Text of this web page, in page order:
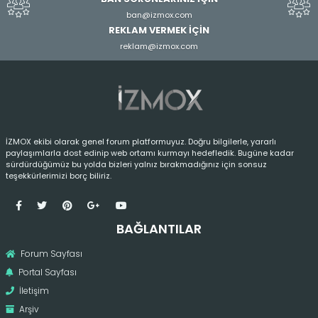
ban@izmox.com
REKLAM VERMEK İÇİN
reklam@izmox.com
İZMOX ekibi olarak genel forum platformuyuz. Doğru bilgilerle, yararlı
paylaşımlarla dost edinip web ortamı kurmayı hedefledik. Bugüne kadar
sürdürdüğümüz bu yolda bizleri yalnız bırakmadığınız için sonsuz
teşekkürlerimizi borç biliriz.
BAĞLANTILAR
Forum Sayfası
Portal Sayfası
İletişim
Arşiv